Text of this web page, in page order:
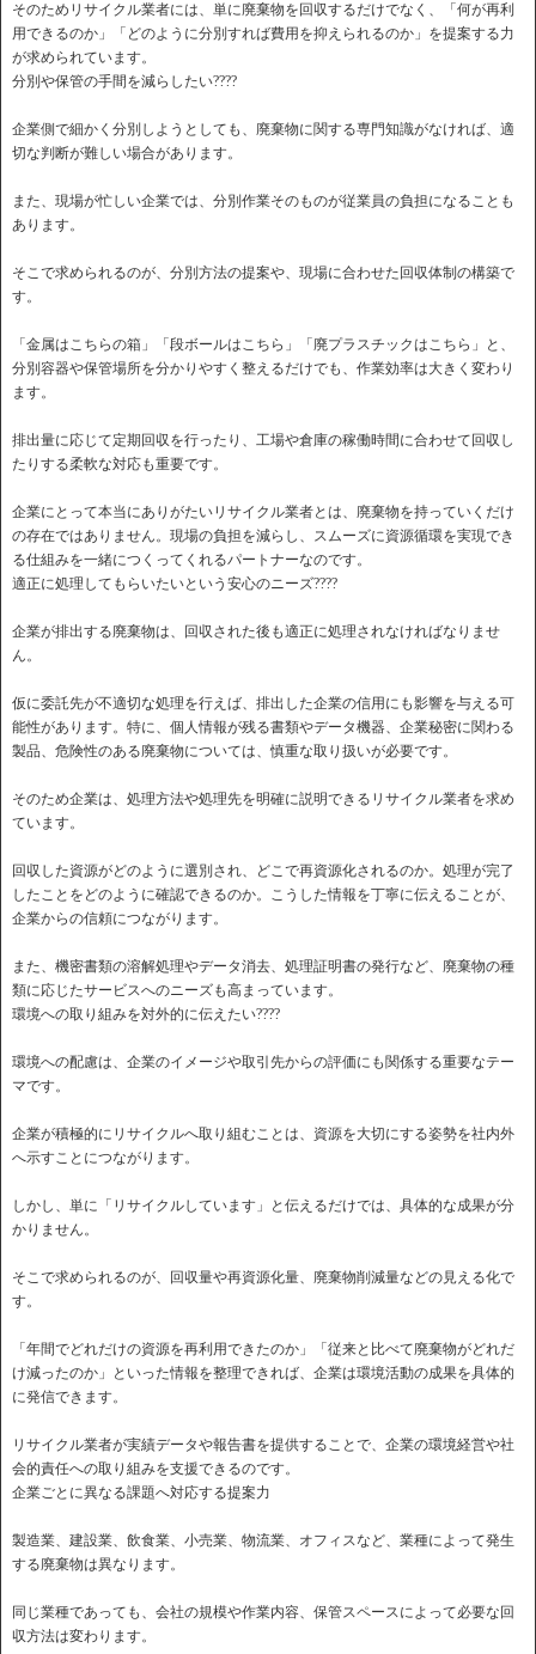
そのためリサイクル業者には、単に廃棄物を回収するだけでなく、「何が再利
用できるのか」「どのように分別すれば費用を抑えられるのか」を提案する力
が求められています。
分別や保管の手間を減らしたい????
企業側で細かく分別しようとしても、廃棄物に関する専門知識がなければ、適
切な判断が難しい場合があります。
また、現場が忙しい企業では、分別作業そのものが従業員の負担になることも
あります。
そこで求められるのが、分別方法の提案や、現場に合わせた回収体制の構築で
す。
「金属はこちらの箱」「段ボールはこちら」「廃プラスチックはこちら」と、
分別容器や保管場所を分かりやすく整えるだけでも、作業効率は大きく変わり
ます。
排出量に応じて定期回収を行ったり、工場や倉庫の稼働時間に合わせて回収し
たりする柔軟な対応も重要です。
企業にとって本当にありがたいリサイクル業者とは、廃棄物を持っていくだけ
の存在ではありません。現場の負担を減らし、スムーズに資源循環を実現でき
る仕組みを一緒につくってくれるパートナーなのです。
適正に処理してもらいたいという安心のニーズ????
企業が排出する廃棄物は、回収された後も適正に処理されなければなりませ
ん。
仮に委託先が不適切な処理を行えば、排出した企業の信用にも影響を与える可
能性があります。特に、個人情報が残る書類やデータ機器、企業秘密に関わる
製品、危険性のある廃棄物については、慎重な取り扱いが必要です。
そのため企業は、処理方法や処理先を明確に説明できるリサイクル業者を求め
ています。
回収した資源がどのように選別され、どこで再資源化されるのか。処理が完了
したことをどのように確認できるのか。こうした情報を丁寧に伝えることが、
企業からの信頼につながります。
また、機密書類の溶解処理やデータ消去、処理証明書の発行など、廃棄物の種
類に応じたサービスへのニーズも高まっています。
環境への取り組みを対外的に伝えたい????
環境への配慮は、企業のイメージや取引先からの評価にも関係する重要なテー
マです。
企業が積極的にリサイクルへ取り組むことは、資源を大切にする姿勢を社内外
へ示すことにつながります。
しかし、単に「リサイクルしています」と伝えるだけでは、具体的な成果が分
かりません。
そこで求められるのが、回収量や再資源化量、廃棄物削減量などの見える化で
す。
「年間でどれだけの資源を再利用できたのか」「従来と比べて廃棄物がどれだ
け減ったのか」といった情報を整理できれば、企業は環境活動の成果を具体的
に発信できます。
リサイクル業者が実績データや報告書を提供することで、企業の環境経営や社
会的責任への取り組みを支援できるのです。
企業ごとに異なる課題へ対応する提案力
製造業、建設業、飲食業、小売業、物流業、オフィスなど、業種によって発生
する廃棄物は異なります。
同じ業種であっても、会社の規模や作業内容、保管スペースによって必要な回
収方法は変わります。